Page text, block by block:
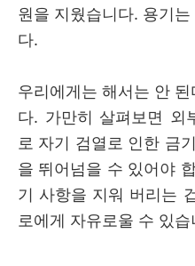
원을 지웠습니다. 용기는
다.
우리에게는 해서는 안
다. 가만히 살펴보면 외
로 자기 검열로 인한 금
을 뛰어넘을 수 있어야
기 사항을 지워 버리는
로에게 자유로울 수 있습